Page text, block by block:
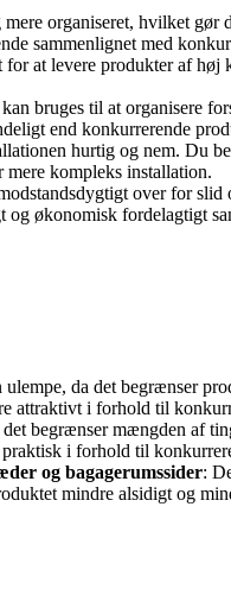
organiseret, hvilket
sammenlignet med
at levere produkter af
bruges til at organisere
end konkurrerende
hurtig og nem. Du
mere kompleks installation.
over for
økonomisk fordelagtigt
ulempe, da det begrænser
attraktivt i forhold til
begrænser mængden af
i forhold til
og bagagerumssider:
mindre alsidigt og